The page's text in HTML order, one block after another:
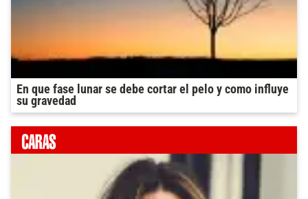
En que fase lunar se debe cortar el pelo y como influye
su gravedad